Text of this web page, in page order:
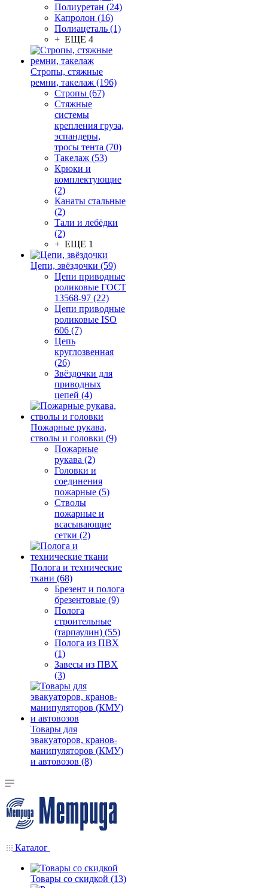
Полиуретан (24)
Капролон (16)
Полиацеталь (1)
+ ЕЩЕ 4
Стропы, стяжные
ремни, такелаж (196)
Стропы (67)
Стяжные
системы
крепления груза,
эспандеры,
тросы тента (70)
Такелаж (53)
Крюки и
комплектующие
(2)
Канаты стальные
(2)
Тали и лебёдки
(2)
+ ЕЩЕ 1
Цепи, звёздочки (59)
Цепи приводные
роликовые ГОСТ
13568-97 (22)
Цепи приводные
роликовые ISO
606 (7)
Цепь
круглозвенная
(26)
Звёздочки для
приводных
цепей (4)
Пожарные рукава,
стволы и головки (9)
Пожарные
рукава (2)
Головки и
соединения
пожарные (5)
Стволы
пожарные и
всасывающие
сетки (2)
Полога и технические
ткани (68)
Брезент и полога
брезентовые (9)
Полога
строительные
(тарпаулин) (55)
Полога из ПВХ
(1)
Завесы из ПВХ
(3)
Товары для
эвакуаторов, кранов-
манипуляторов (КМУ)
и автовозов (8)
Каталог
Товары со скидкой (13)